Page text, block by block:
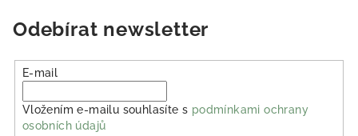
Odebírat newsletter
E-mail
Vložením e-mailu souhlasíte s podmínkami ochrany
osobních údajů